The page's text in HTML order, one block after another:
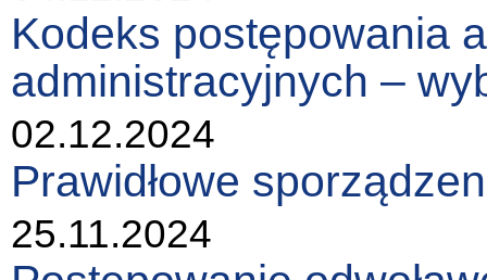
Kodeks postępowania
administracyjnych –
02.12.2024
Prawidłowe
25.11.2024